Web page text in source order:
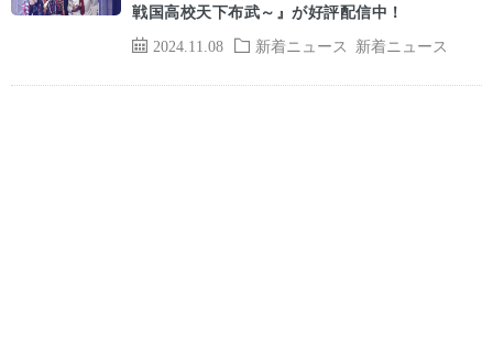
2024.11.08 新着ニュース 新着ニュース
戦国高校天下布武～』が好評配信中！